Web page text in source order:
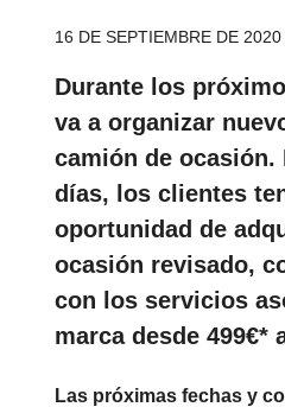
16 DE SEPTIEMBRE DE 2020
Durante los
va a organizar
camión de ocasión.
días, los clientes
oportunidad de
ocasión revisado,
con los servicios
marca desde 499€*
Las próximas fechas y